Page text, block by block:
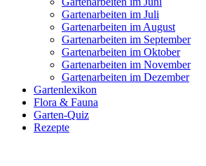
Gartenarbeiten im Juli
Gartenarbeiten im August
Gartenarbeiten im September
Gartenarbeiten im Oktober
Gartenarbeiten im November
Gartenarbeiten im Dezember
Gartenlexikon
Flora & Fauna
Garten-Quiz
Rezepte